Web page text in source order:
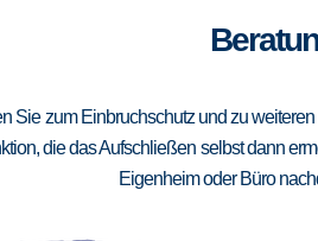
Sie zum Einbruchschutz und zu
die das Aufschließen selbst dann
Eigenheim oder Büro